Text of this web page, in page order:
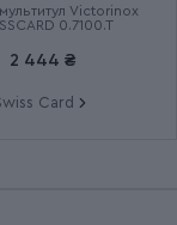
Victorinox
0.7100.T
2 444 ₴
Card